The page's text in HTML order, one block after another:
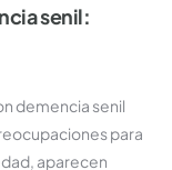
senil:
demencia senil
para
aparecen